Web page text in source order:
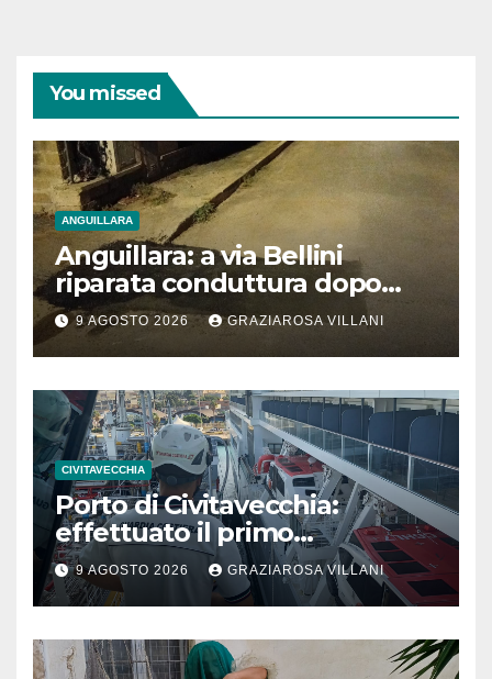
You missed
ANGUILLARA
Anguillara: a via Bellini
riparata conduttura dopo
segnalazione IdD
9 AGOSTO 2026 GRAZIAROSA VILLANI
CIVITAVECCHIA
Porto di Civitavecchia:
effettuato il primo
rifornimento di GNL ad una
nave da crociera
9 AGOSTO 2026 GRAZIAROSA VILLANI